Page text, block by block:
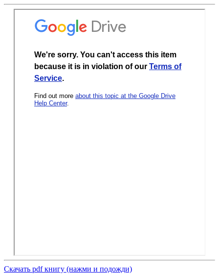
Скачать pdf книгу (нажми и подожди)